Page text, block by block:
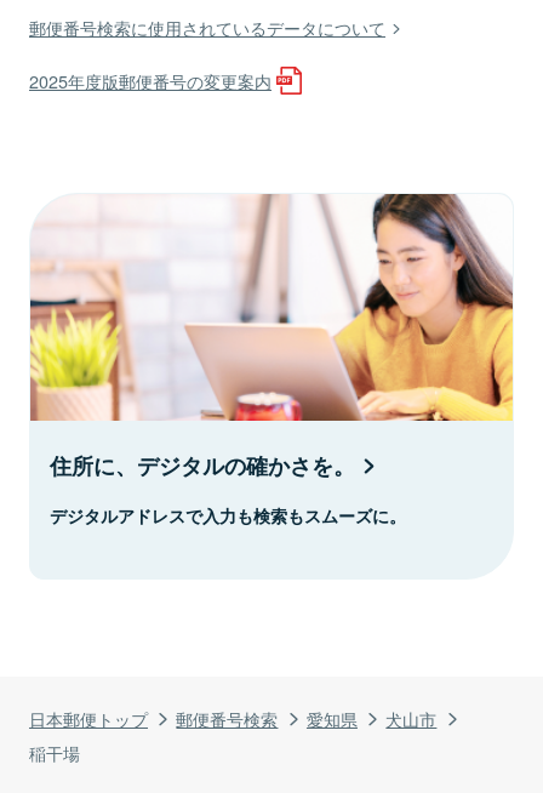
日本郵便トップ 郵便番号検索 愛知県
犬山市
稲干場
郵便番号検索に使用されているデータについて
2025年度版郵便番号の変更案内
住所に、デジタルの確かさを。
デジタルアドレスで入力も検索もスムーズに。